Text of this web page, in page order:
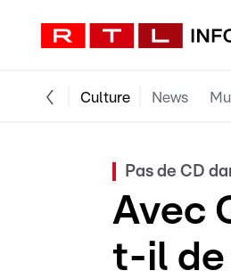
Culture News
Pas de CD
Avec
t-il de